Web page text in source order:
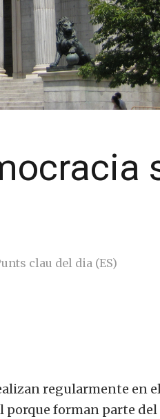
clau del dia (ES)
regularmente en
forman parte